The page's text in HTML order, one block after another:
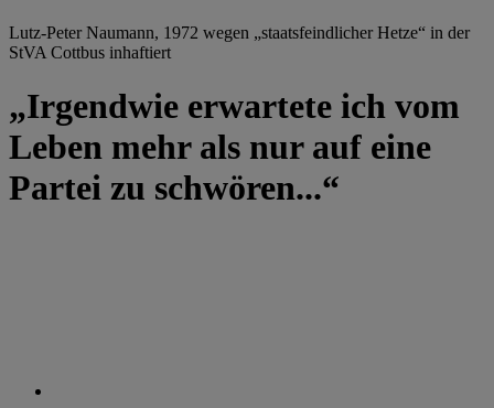
Lutz-Peter Naumann, 1972 wegen „staatsfeindlicher Hetze“ in der
StVA Cottbus inhaftiert
„Irgendwie erwartete ich vom
Leben mehr als nur auf eine
Partei zu schwören...“